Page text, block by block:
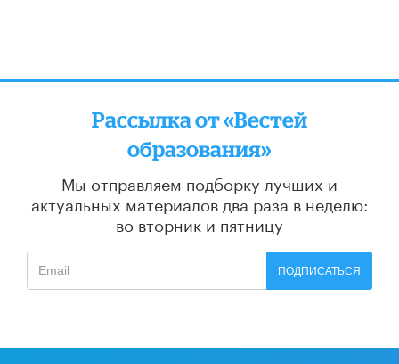
Рассылка от «Вестей
образования»
Мы отправляем подборку лучших и
актуальных материалов два раза в неделю:
во вторник и пятницу
ПОДПИСАТЬСЯ